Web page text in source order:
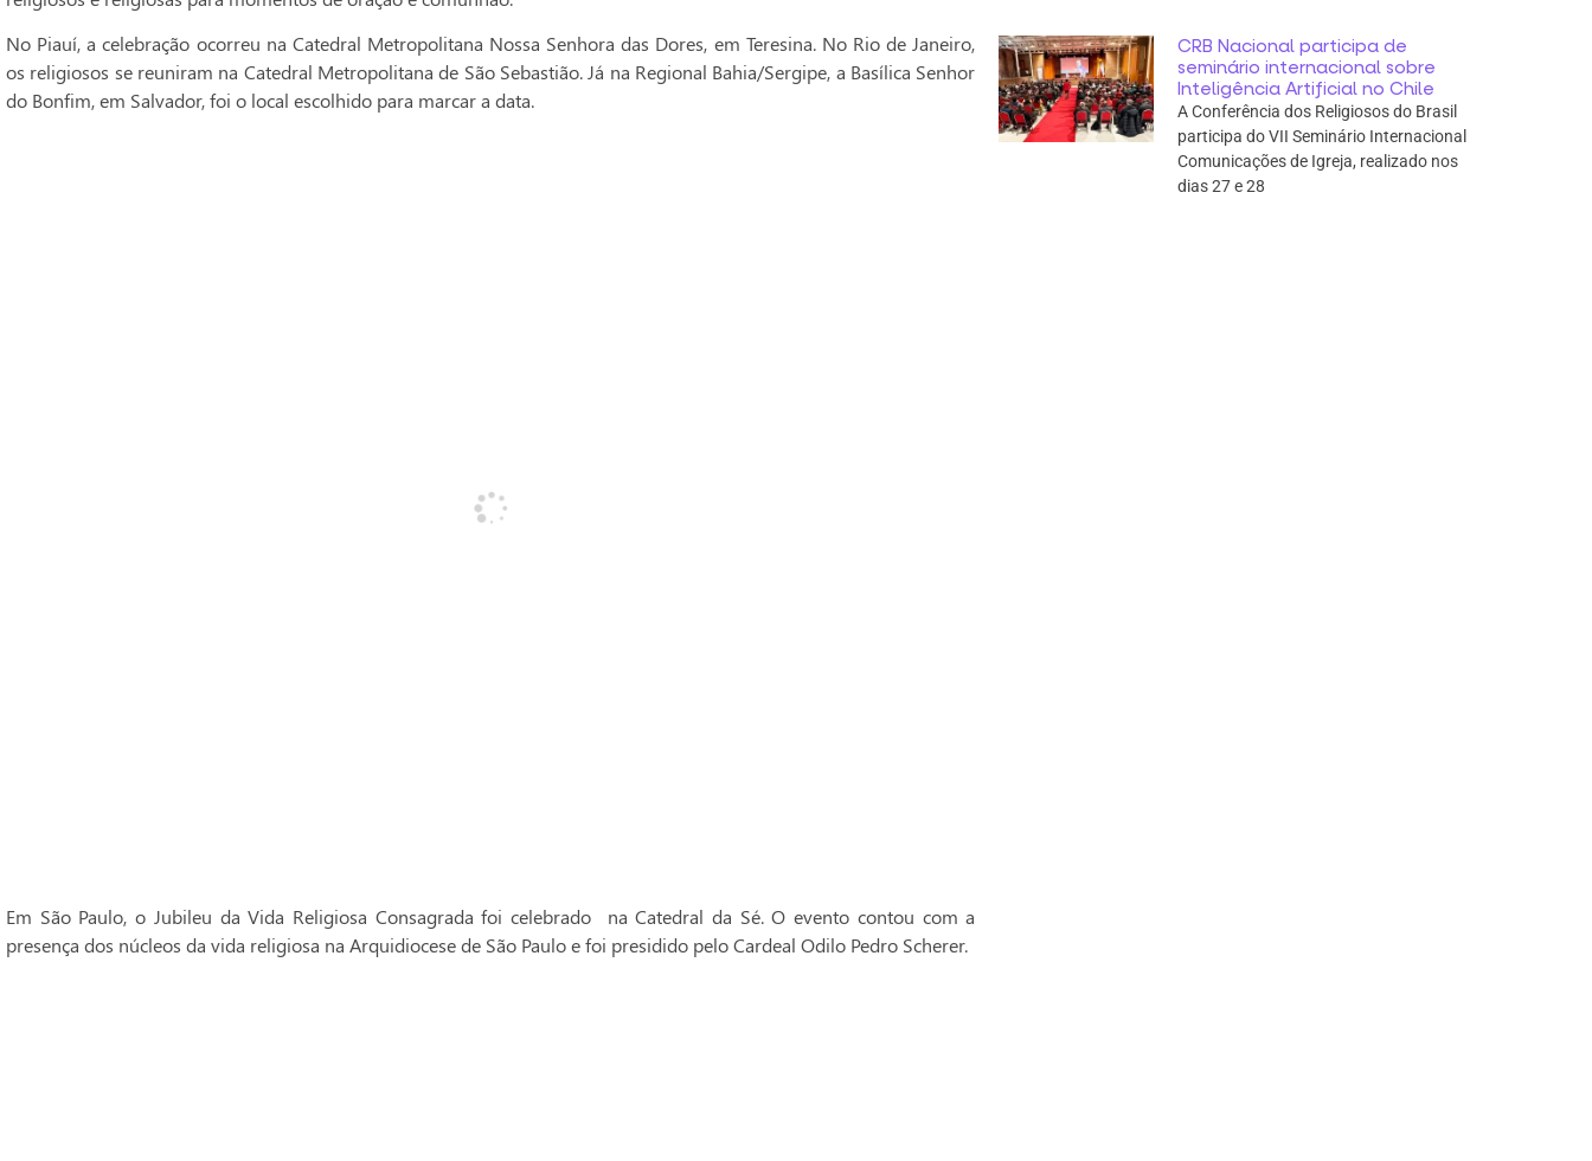
No Piauí, a celebração ocorreu na Catedral Metropolitana Nossa Senhora das Dores, em Teresina. No Rio de Janeiro,
os religiosos se reuniram na Catedral Metropolitana de São Sebastião. Já na Regional Bahia/Sergipe, a Basílica Senhor
do Bonfim, em Salvador, foi o local escolhido para marcar a data.
Em São Paulo, o Jubileu da Vida Religiosa Consagrada foi celebrado na Catedral da Sé. O evento contou com a
presença dos núcleos da vida religiosa na Arquidiocese de São Paulo e foi presidido pelo Cardeal Odilo Pedro Scherer.
CRB Nacional participa de
seminário internacional sobre
Inteligência Artificial no Chile
A Conferência dos Religiosos do Brasil
participa do VII Seminário Internacional
Comunicações de Igreja, realizado nos
dias 27 e 28